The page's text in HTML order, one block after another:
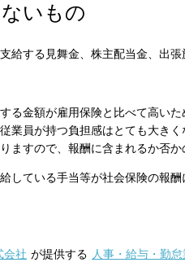
いもの
給する見舞金、株主配当金、出張
る金額が雇用保険と比べて高い
業員が持つ負担感はとても大き
ますので、報酬に含まれるか否か
している手当等が社会保険の報
会社 が提供する 人事・給与・勤